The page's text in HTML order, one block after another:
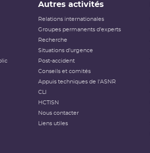
Autres activités
Relations internationales
Groupes permanents d'experts
Recherche
Situations d'urgence
Post-accident
Conseils et comités
Appuis techniques de l'ASNR
CLI
HCTISN
Nous contacter
Liens utiles